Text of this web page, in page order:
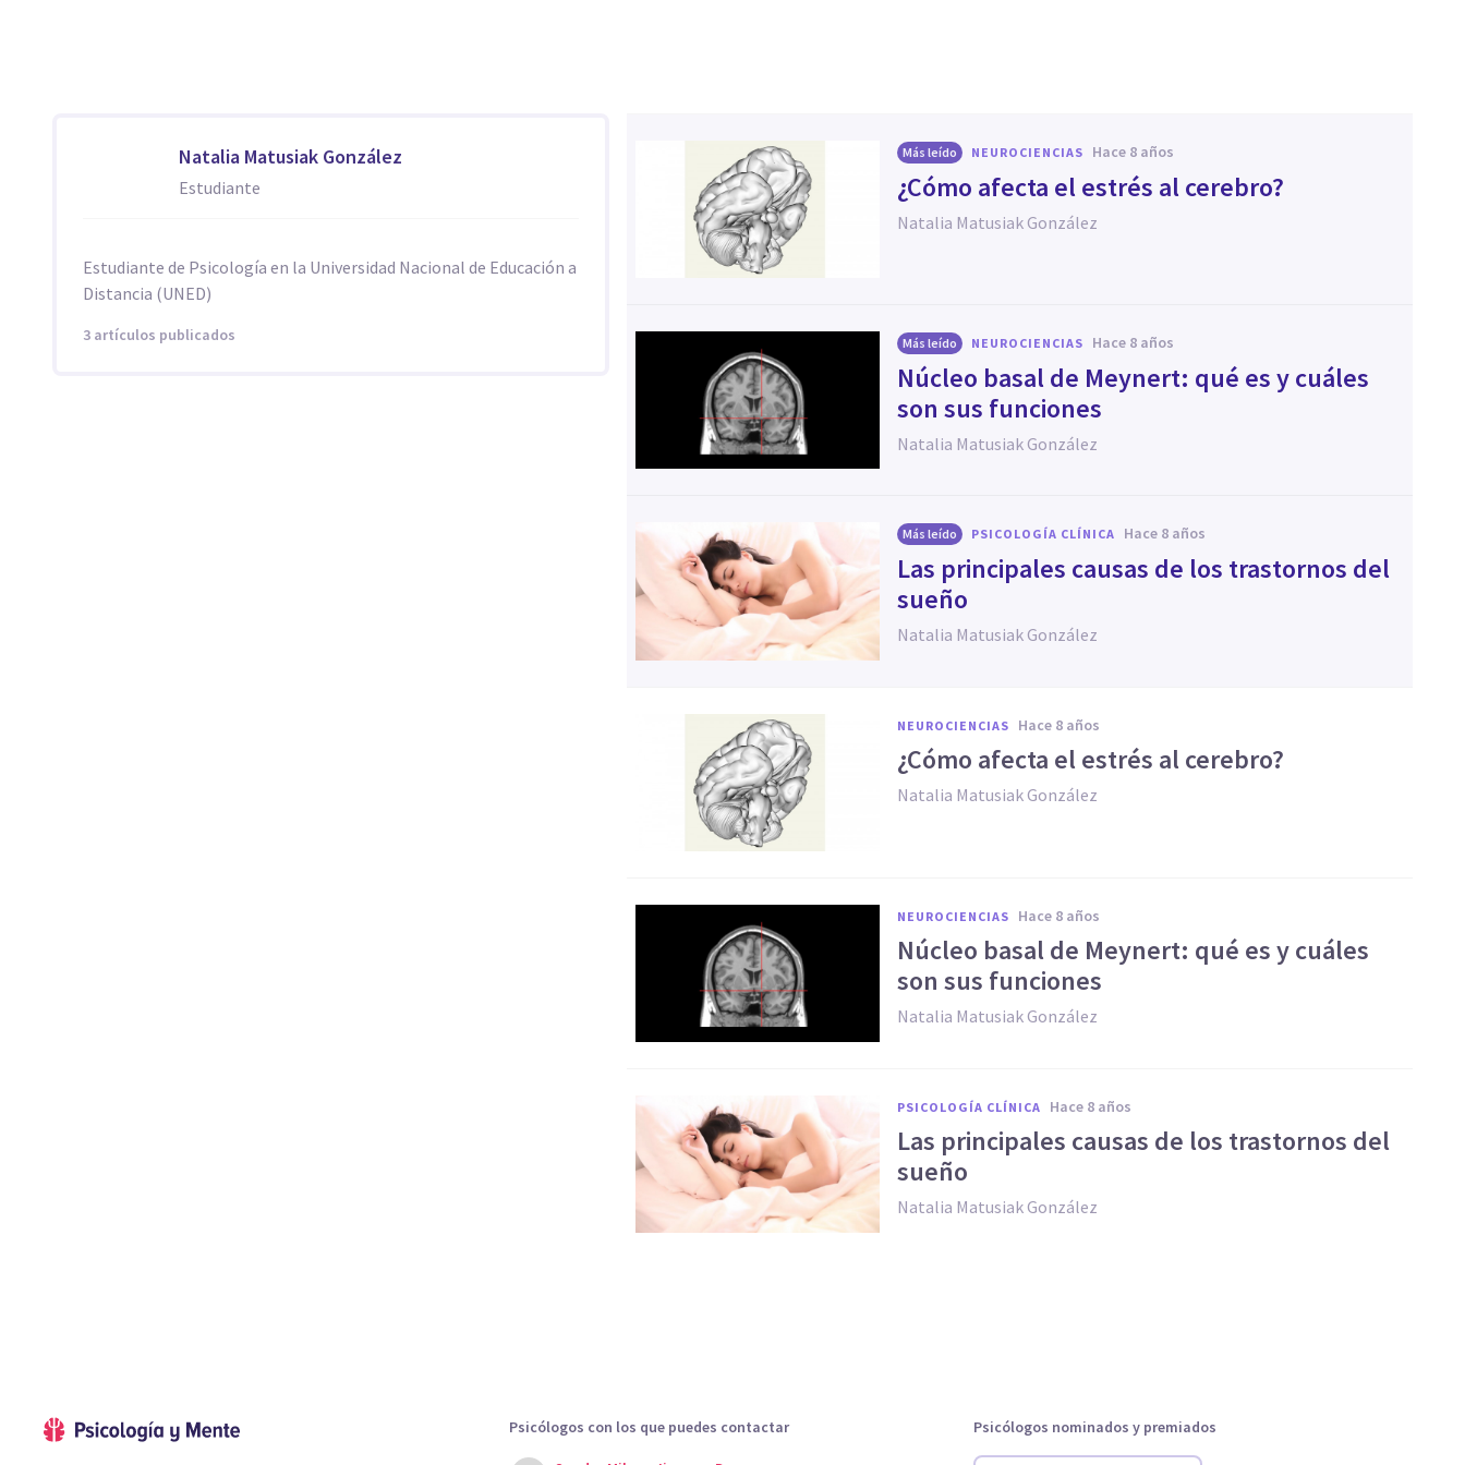
Natalia Matusiak González
Estudiante
Estudiante de Psicología en la Universidad Nacional de Educación a
Distancia (UNED)
3 artículos publicados
Más leído NEUROCIENCIAS hace 8 años
¿Cómo afecta el estrés al cerebro?
Natalia Matusiak González
Más leído NEUROCIENCIAS hace 8 años
Núcleo basal de Meynert: qué es y cuáles
son sus funciones
Natalia Matusiak González
Más leído PSICOLOGÍA CLÍNICA hace 8 años
Las principales causas de los trastornos del
sueño
Natalia Matusiak González
NEUROCIENCIAS hace 8 años
¿Cómo afecta el estrés al cerebro?
Natalia Matusiak González
NEUROCIENCIAS hace 8 años
Núcleo basal de Meynert: qué es y cuáles
son sus funciones
Natalia Matusiak González
PSICOLOGÍA CLÍNICA hace 8 años
Las principales causas de los trastornos del
sueño
Natalia Matusiak González
Psicólogos con los que puedes contactar Psicólogos nominados y premiados